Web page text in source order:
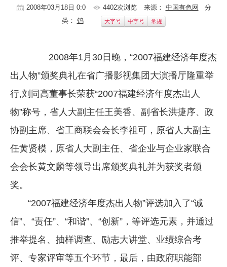
有色市场
党建工作
企业文化
《资源再生》杂志
行情报价
2008年03月18日 0:0 4402次浏览 来源： 中国有色网 分
类： 钨 大字号 中字号 常规
2008年1月30日晚，“2007福建经济年度杰
出人物”颁奖典礼在省广播影视集团大演播厅隆重举
行,刘同高董事长荣获“2007福建经济年度杰出人
物”称号，省人大副主任王美香、副省长洪捷序、政
协副主席、省工商联会会长李祖可，原省人大副主
任黄贤模，原省人大副主任、省企业与企业家联合
会会长黄文麟等领导出席颁奖典礼并为获奖者颁
奖。
“2007福建经济年度杰出人物”评选加入了“诚
信”、“责任”、“和谐”、“创新”，等评选元素，并通过
推举提名、抽样调查、励志大讲堂、业绩综合考
评、专家评审等五个环节，最后，由政府职能部